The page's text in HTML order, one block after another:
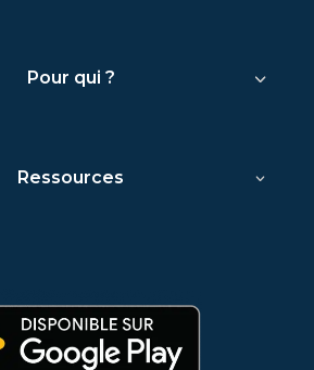
Pour qui ?
Ressources